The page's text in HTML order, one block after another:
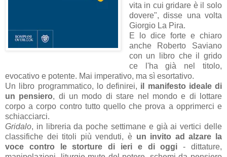
vita in cui gridare è il solo
dovere", disse una volta
Giorgio La Pira.
E lo dice forte e chiaro
anche Roberto Saviano
con un libro che il grido
ce l'ha già nel titolo,
evocativo e potente. Mai imperativo, ma sì esortativo.
Un libro programmatico, lo definirei, il manifesto ideale di
un pensiero, di un modo di stare nel mondo e di lottare
corpo a corpo contro tutto quello che prova a opprimerci e
schiacciarci.
Gridalo, in libreria da poche settimane e già ai vertici delle
classifiche dei titoli più venduti, è un invito ad alzare la
voce contro le storture di ieri e di oggi - dittature,